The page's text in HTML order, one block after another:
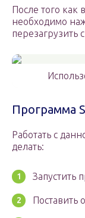
После того как
необходимо
перезагрузить
Программа
Работать с
делать:
Запустить
Поставить